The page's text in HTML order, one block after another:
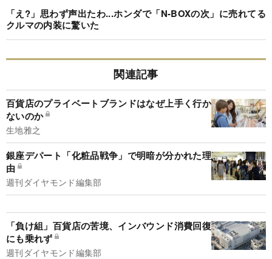
「え?」思わず声出たわ...ホンダで「N-BOXの次」に売れてる
クルマの内装に驚いた
関連記事
百貨店のプライベートブランドはなぜ上手く行か
ないのか
生地雅之
銀座デパート「化粧品戦争」で明暗が分かれた理
由
週刊ダイヤモンド編集部
「負け組」百貨店の苦境、インバウンド消費回復
にも乗れず
週刊ダイヤモンド編集部